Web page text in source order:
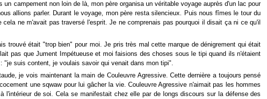
campement non loin de là, mon père organisa un véritable voyage auprès d'un lac pour
allions parler. Durant le voyage, mon père resta silencieux. Puis nous fîmes le tour du
ne m'avait pas traversé l'esprit. Je ne comprenais pas pourquoi il disait ça ni ce qu'il
trouvé était "trop bien" pour moi. Je pris très mal cette marque de dénigrement qui était
pas que Jument Impétueuse et moi faisions des choses sous le tipi quand ils n'étaient
suis content, je voulais savoir qui venait dans mon tipi".
je vois maintenant la main de Couleuvre Agressive. Cette dernière a toujours pensé
une sqwaw pour lui gâcher la vie. Couleuvre Agressive n'aimait pas les hommes
l'intérieur de soi. Cela se manifestait chez elle par de longs discours sur la défense des